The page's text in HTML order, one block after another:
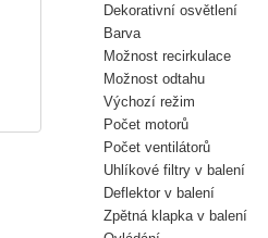
Dekorativní osvětlení
Barva
Možnost recirkulace
Možnost odtahu
Výchozí režim
Počet motorů
Počet ventilátorů
Uhlíkové filtry v balení
Deflektor v balení
Zpětná klapka v balení